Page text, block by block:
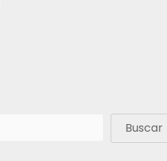
Buscar